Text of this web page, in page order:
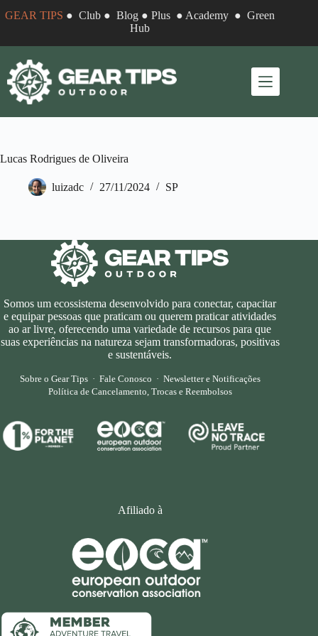
para
conteúdo
GEAR TIPS ●Club ●Blog ●Plus ● Academy ●Green
Hub
Lucas Rodrigues de Oliveira
luizadc 27/11/2024 SP
Somos um ecossistema desenvolvido para conectar, capacitar
e equipar pessoas que praticam ou querem praticar atividades
ao ar livre, oferecendo uma variedade de recursos para que
suas experiências na natureza sejam transformadoras, positivas
e sustentáveis.
Sobre o Gear Tips· Fale Conosco · Newsletter e Notificações
Política de Cancelamento, Trocas e Reembolsos
Afiliado à